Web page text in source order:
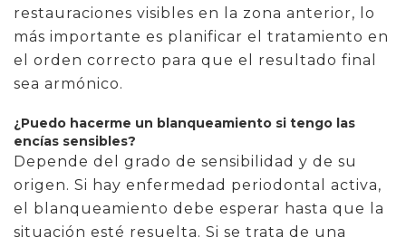
restauraciones visibles en la zona anterior, lo
más importante es planificar el tratamiento en
el orden correcto para que el resultado final
sea armónico.
¿Puedo hacerme un blanqueamiento si tengo las
encías sensibles?
Depende del grado de sensibilidad y de su
origen. Si hay enfermedad periodontal activa,
el blanqueamiento debe esperar hasta que la
situación esté resuelta. Si se trata de una